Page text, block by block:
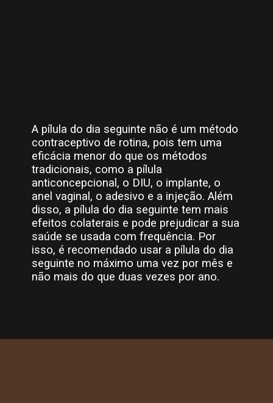
A pílula do dia seguinte não é um método
contraceptivo de rotina, pois tem uma
eficácia menor do que os métodos
tradicionais, como a pílula
anticoncepcional, o DIU, o implante, o
anel vaginal, o adesivo e a injeção. Além
disso, a pílula do dia seguinte tem mais
efeitos colaterais e pode prejudicar a sua
saúde se usada com frequência. Por
isso, é recomendado usar a pílula do dia
seguinte no máximo uma vez por mês e
não mais do que duas vezes por ano.